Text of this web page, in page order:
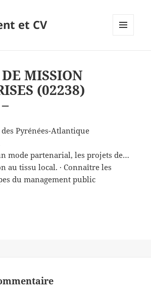
et CV
MISSION
(02238)
Pyrénées-Atlantique
mode partenarial, les projets de…
au tissu local. · Connaître les
du management public